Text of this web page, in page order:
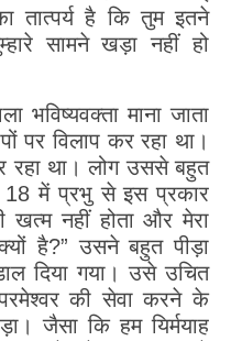
तात्पर्य है कि तुम इतने
सामने खड़ा नहीं हो
भविष्यवक्ता माना जाता
पर विलाप कर रहा था।
रहा था। लोग उससे बहुत
18 में प्रभु से इस प्रकार
खत्म नहीं होता और मेरा
है?” उसने बहुत पीड़ा
दिया गया। उसे उचित
की सेवा करने के
जैसा कि हम यिर्मयाह